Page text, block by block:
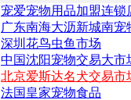
宠爱宠物用品加盟连锁
广东南海大沥新城南宠
深圳花鸟虫鱼市场
中国沈阳宠物交易大市
北京爱斯达名犬交易市
法国皇家宠物食品